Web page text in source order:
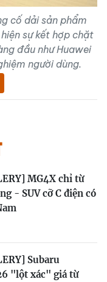
cố dải sản phẩm
sự kết hợp chặt
đầu như Huawei
người dùng.
MG4X chỉ từ
- SUV cỡ C điện có
Subaru
"lột xác" giá từ